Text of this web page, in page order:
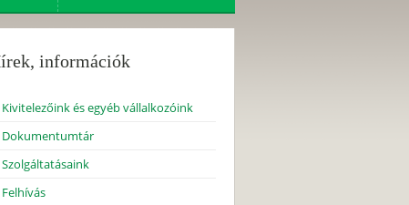
információk
Kivitelezőink és egyéb vállalkozóink
Dokumentumtár
Szolgáltatásaink
Felhívás